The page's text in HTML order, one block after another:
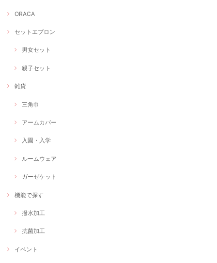
ORACA
セットエプロン
男女セット
親子セット
雑貨
三角巾
アームカバー
入園・入学
ルームウェア
ガーゼケット
機能で探す
撥水加工
抗菌加工
イベント